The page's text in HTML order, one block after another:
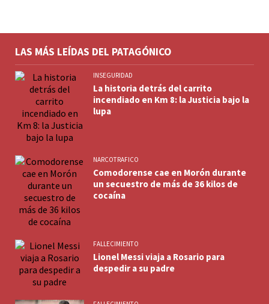
LAS MÁS LEÍDAS DEL PATAGÓNICO
INSEGURIDAD
La historia detrás del carrito
incendiado en Km 8: la Justicia bajo la
lupa
NARCOTRAFICO
Comodorense cae en Morón durante
un secuestro de más de 36 kilos de
cocaína
FALLECIMIENTO
Lionel Messi viaja a Rosario para
despedir a su padre